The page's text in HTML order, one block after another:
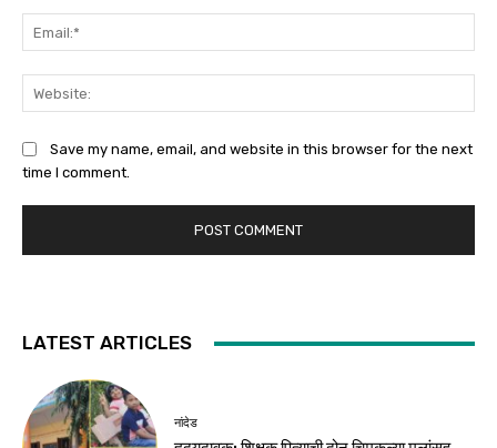
Save my name, email, and website in this browser for the next
time I comment.
LATEST ARTICLES
नांदेड